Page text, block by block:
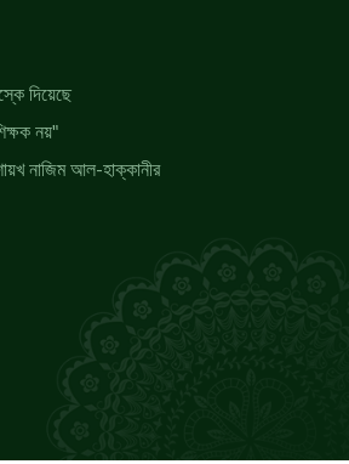
দিয়েছে
নয়"
নাজিম আল-হাক্কানীর